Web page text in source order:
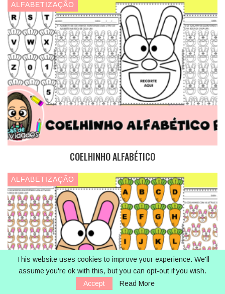
ALFABETIZAÇÃO
COELHINHO ALFABÉTICO
ALFABETIZAÇÃO
This website uses cookies to improve your experience. We'll
assume you're ok with this, but you can opt-out if you wish.
Accept
Read More